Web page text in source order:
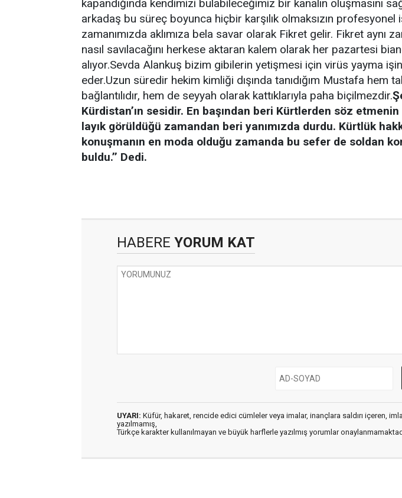
kapandığında kendimizi bulabileceğimiz bir kanalın oluşmasını
arkadaş bu süreç boyunca hiçbir karşılık olmaksızın profesyonel
zamanımızda aklımıza bela savar olarak Fikret gelir. Fikret aynı
nasıl savılacağını herkese aktaran kalem olarak her pazartesi
alıyor.Sevda Alankuş bizim gibilerin yetişmesi için virüs yayma
eder.Uzun süredir hekim kimliği dışında tanıdığım Mustafa hem
bağlantılıdır, hem de seyyah olarak kattıklarıyla paha biçilmezdir.
Kürdistan’ın sesidir. En başından beri Kürtlerden söz etmenin
layık görüldüğü zamandan beri yanımızda durdu. Kürtlük
konuşmanın en moda olduğu zamanda bu sefer de soldan
buldu.’’ Dedi.
HABERE YORUM KAT
UYARI: Küfür, hakaret, rencide edici cümleler veya imalar, inançlara saldırı içeren,
yazılmamış,
Türkçe karakter kullanılmayan ve büyük harflerle yazılmış yorumlar